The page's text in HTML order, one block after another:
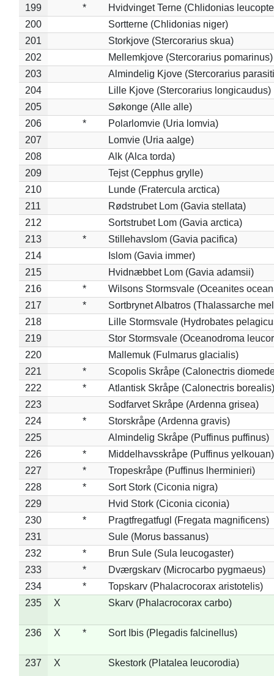
199 *
Hvidvinget Terne (Chlidonias
200
Sortterne (Chlidonias niger)
201
Storkjove (Stercorarius skua)
202
Mellemkjove (Stercorarius pomarinus)
203
Almindelig Kjove (Stercorarius
204
Lille Kjove (Stercorarius longicaudus)
205
Søkonge (Alle alle)
206
*
Polarlomvie (Uria lomvia)
207
Lomvie (Uria aalge)
208
Alk (Alca torda)
209
Tejst (Cepphus grylle)
210
Lunde (Fratercula arctica)
211
Rødstrubet Lom (Gavia stellata)
212
Sortstrubet Lom (Gavia arctica)
213
*
Stillehavslom (Gavia pacifica)
214
Islom (Gavia immer)
215
Hvidnæbbet Lom (Gavia adamsii)
216
*
Wilsons Stormsvale (Oceanites
217
*
Sortbrynet Albatros (Thalassarche
218
Lille Stormsvale (Hydrobates
219
Stor Stormsvale (Oceanodroma
220
Mallemuk (Fulmarus glacialis)
221
*
Scopolis Skråpe (Calonectris
222
*
Atlantisk Skråpe (Calonectris borealis)
223
Sodfarvet Skråpe (Ardenna grisea)
224
*
Storskråpe (Ardenna gravis)
225
Almindelig Skråpe (Puffinus puffinus)
226
*
Middelhavsskråpe (Puffinus yelkouan)
227
*
Tropeskråpe (Puffinus lherminieri)
228
*
Sort Stork (Ciconia nigra)
229
Hvid Stork (Ciconia ciconia)
230
*
Pragtfregatfugl (Fregata magnificens)
231
Sule (Morus bassanus)
232
*
Brun Sule (Sula leucogaster)
233
*
Dværgskarv (Microcarbo pygmaeus)
234
*
Topskarv (Phalacrocorax aristotelis)
235
X Skarv (Phalacrocorax carbo)
236 X * Sort Ibis (Plegadis falcinellus)
237 X Skestork (Platalea leucorodia)